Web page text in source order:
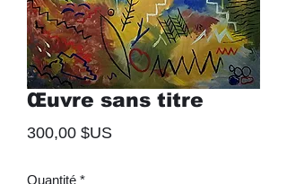
Œuvre sans titre
300,00 $USPrix
Quantité *